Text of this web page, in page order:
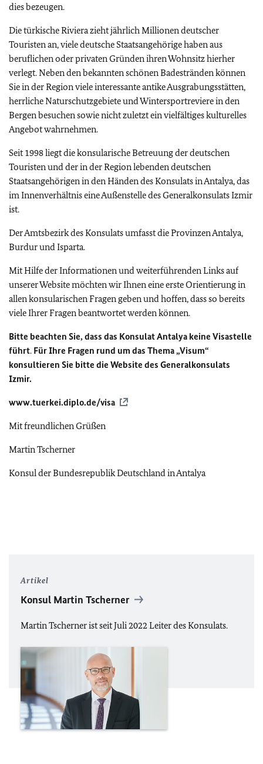
dies bezeugen.
Die türkische Riviera zieht jährlich Millionen deutscher
Touristen an, viele deutsche Staatsangehörige haben aus
beruflichen oder privaten Gründen ihren Wohnsitz hierher
verlegt. Neben den bekannten schönen Badestränden können
Sie in der Region viele interessante antike Ausgrabungsstätten,
herrliche Naturschutzgebiete und Wintersportreviere in den
Bergen besuchen sowie nicht zuletzt ein vielfältiges kulturelles
Angebot wahrnehmen.
Seit 1998 liegt die konsularische Betreuung der deutschen
Touristen und der in der Region lebenden deutschen
Staatsangehörigen in den Händen des Konsulats in Antalya, das
im Innenverhältnis eine Außenstelle des Generalkonsulats Izmir
ist.
Der Amtsbezirk des Konsulats umfasst die Provinzen Antalya,
Burdur und Isparta.
Mit Hilfe der Informationen und weiterführenden Links auf
unserer Website möchten wir Ihnen eine erste Orientierung in
allen konsularischen Fragen geben und hoffen, dass so bereits
viele Ihrer Fragen beantwortet werden können.
Bitte beachten Sie, dass das Konsulat Antalya keine Visastelle
führt. Für Ihre Fragen rund um das Thema „Visum“
konsultieren Sie bitte die Website des Generalkonsulats
Izmir.
www.tuerkei.diplo.de/visa
Mit freundlichen Grüßen
Martin Tscherner
Konsul der Bundesrepublik Deutschland in Antalya
Artikel
Konsul Martin Tscherner
Martin Tscherner ist seit Juli 2022 Leiter des Konsulats.